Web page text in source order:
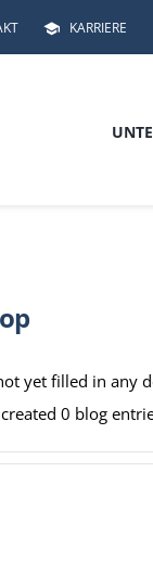
KARRIERE
yet filled in any
0 blog